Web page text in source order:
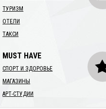
ТУРИЗМ
ОТЕЛИ
ТАКСИ
MUST HAVE
СПОРТ И ЗДОРОВЬЕ
МАГАЗИНЫ
АРТ-СТУДИИ